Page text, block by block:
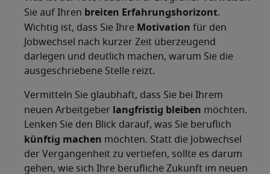
Sie auf Ihren breiten Erfahrungshorizont.
Wichtig ist, dass Sie Ihre Motivation für den
Jobwechsel nach kurzer Zeit überzeugend
darlegen und deutlich machen, warum Sie die
ausgeschriebene Stelle reizt.
Vermitteln Sie glaubhaft, dass Sie bei Ihrem
neuen Arbeitgeber langfristig bleiben möchten.
Lenken Sie den Blick darauf, was Sie beruflich
künftig machen möchten. Statt die Jobwechsel
der Vergangenheit zu vertiefen, sollte es darum
gehen, wie sich Ihre berufliche Zukunft im neuen